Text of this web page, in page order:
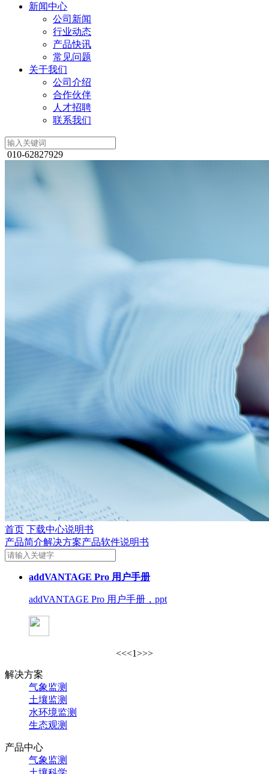
新闻中心
公司新闻
行业动态
产品快讯
常见问题
关于我们
公司介绍
合作伙伴
人才招聘
联系我们
010-62827929
首页 下载中心说明书
产品简介解决方案产品软件说明书
addVANTAGE Pro 用户手册
addVANTAGE Pro 用户手册，ppt
<<<1>>>
解决方案
气象监测
土壤监测
水环境监测
生态观测
产品中心
气象监测